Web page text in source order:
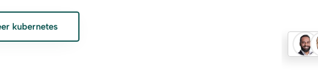
kubernetes